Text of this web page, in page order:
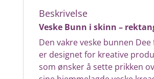
Beskrivelse
Veske Bunn i skinn –
Den vakre veske bunnen
er designet for kreative
som ønsker å sette prikken